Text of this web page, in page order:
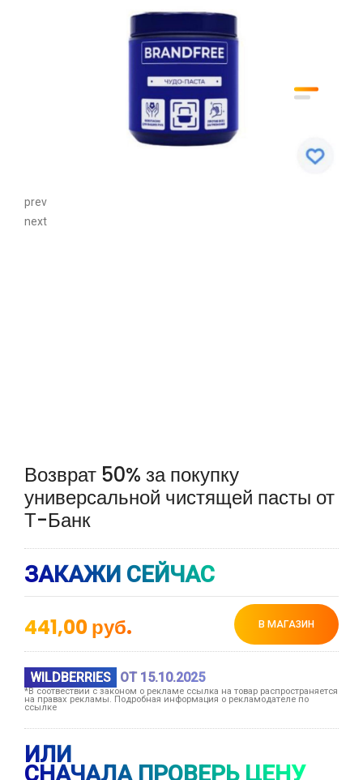
prev
next
Возврат 50% за покупку
универсальной чистящей пасты от
Т-Банк
ЗАКАЖИ СЕЙЧАС
441,00руб. В МАГАЗИН
WILDBERRIES ОТ 15.10.2025
*В соотвествии с законом о рекламе ссылка на товар распространяется
на правах рекламы. Подробная информация о рекламодателе по
ссылке
ИЛИ
СНАЧАЛА ПРОВЕРЬ ЦЕНУ